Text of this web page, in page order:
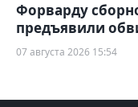
Форварду
предъявили
07 августа 2026 15:54